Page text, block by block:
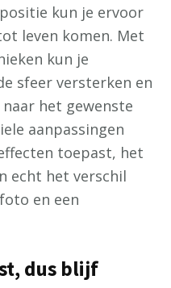
kun je ervoor
leven komen. Met
kun je
sfeer versterken en
het gewenste
aanpassingen
toepast, het
echt het verschil
en een
dus blijf